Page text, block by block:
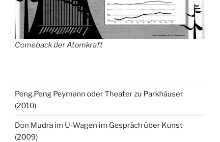
Comeback der Atomkraft
Peng,Peng Peymann oder Theater zu Parkhäuser
(2010)
Don Mudra im Ü-Wagen im Gespräch über Kunst
(2009)